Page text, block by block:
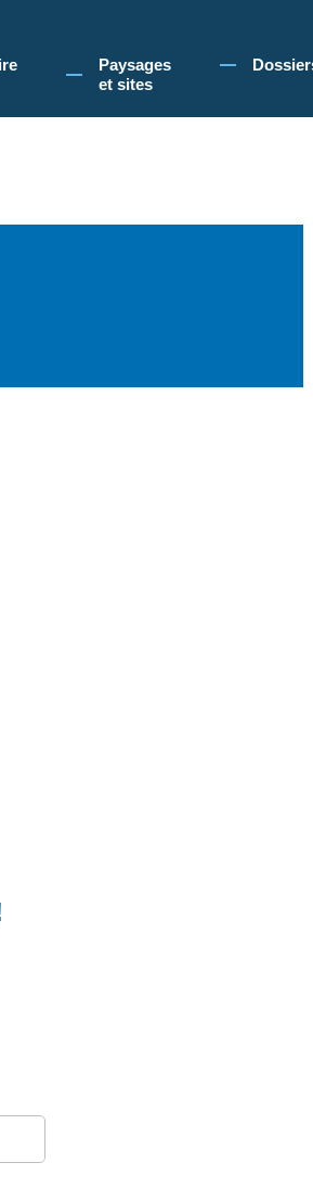
l'utilisation de cookies pour vous
Paysages
et sites